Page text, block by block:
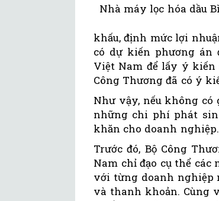
Nhà máy lọc hóa dầu
khấu, định mức lợi
có dự kiến phương án
Việt Nam để lấy ý kiến
Công Thương đã có ý
Như vậy, nếu không
những chi phí phát
khăn cho doanh nghiệp.
Trước đó, Bộ Công
Nam chỉ đạo cụ thể
với từng doanh nghiệp
và thanh khoản. Cùng